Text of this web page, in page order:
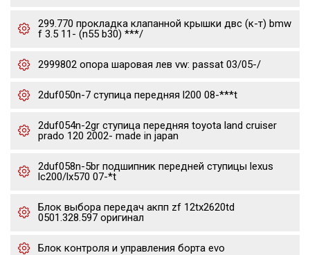
299.770 прокладка клапанной крышки двс (к-т) bmw
f 3.5 11- (n55 b30) ***/
2999802 опора шаровая лев vw: passat 03/05-/
2duf050n-7 ступица передняя l200 08-***t
2duf054n-2gr ступица передняя toyota land cruiser
prado 120 2002- made in japan
2duf058n-5br подшипник передней ступицы lexus
lc200/lx570 07-*t
Блок выбора передач акпп zf 12tx2620td
0501.328.597 оригинал
Блок контроля и управления борта evo